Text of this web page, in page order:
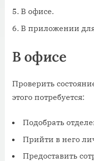
В офисе.
В приложении
В офисе
Проверить
этого потребуется:
Подобрать
Прийти в него
Предоставить